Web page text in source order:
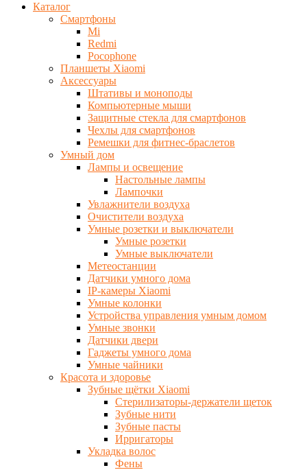
Каталог
Смартфоны
Mi
Redmi
Pocophone
Планшеты Xiaomi
Аксессуары
Штативы и моноподы
Компьютерные мыши
Защитные стекла для смартфонов
Чехлы для смартфонов
Ремешки для фитнес-браслетов
Умный дом
Лампы и освещение
Настольные лампы
Лампочки
Увлажнители воздуха
Очистители воздуха
Умные розетки и выключатели
Умные розетки
Умные выключатели
Метеостанции
Датчики умного дома
IP-камеры Xiaomi
Умные колонки
Устройства управления умным домом
Умные звонки
Датчики двери
Гаджеты умного дома
Умные чайники
Красота и здоровье
Зубные щётки Xiaomi
Стерилизаторы-держатели щеток
Зубные нити
Зубные пасты
Ирригаторы
Укладка волос
Фены